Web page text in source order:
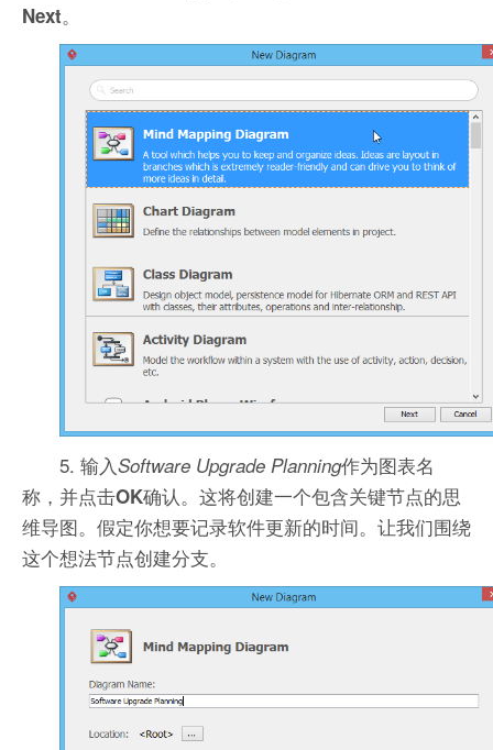
Next。
5. 输入Software Upgrade Planning作为图表名
称，并点击OK确认。这将创建一个包含关键节点的思
维导图。假定你想要记录软件更新的时间。让我们围绕
这个想法节点创建分支。